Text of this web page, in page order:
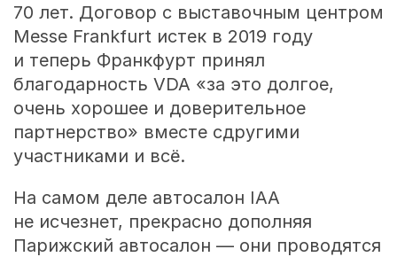
70 лет. Договор с выставочным центром
Messe Frankfurt истек в 2019 году
и теперь Франкфурт принял
благодарность VDA «за это долгое,
очень хорошее и доверительное
партнерство» вместе сдругими
участниками и всё.
На самом деле автосалон IAA
не исчезнет, прекрасно дополняя
Парижский автосалон — они проводятся